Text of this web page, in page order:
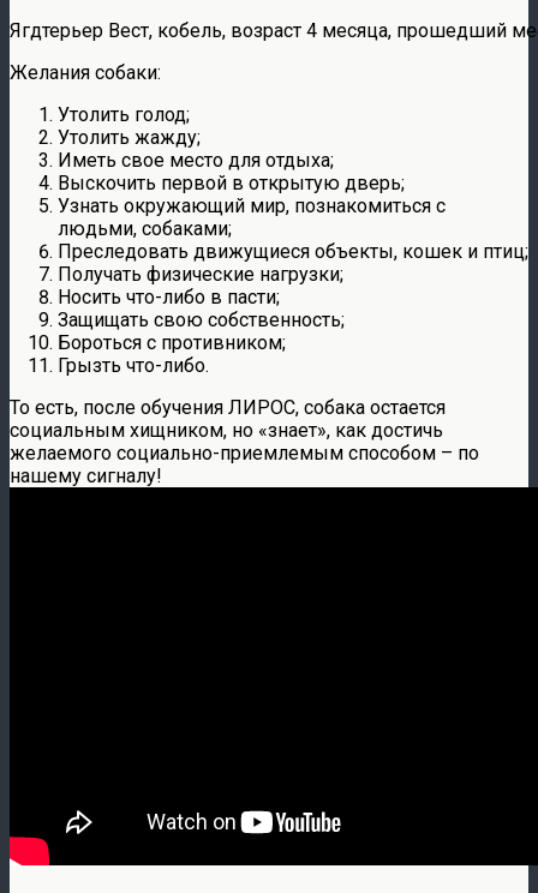
Ягдтерьер Вест, кобель, возраст 4 месяца, прошедший
Желания собаки:
Утолить голод;
Утолить жажду;
Иметь свое место для отдыха;
Выскочить первой в открытую дверь;
Узнать окружающий мир, познакомиться с
людьми, собаками;
Преследовать движущиеся объекты, кошек и птиц;
Получать физические нагрузки;
Носить что-либо в пасти;
Защищать свою собственность;
Бороться с противником;
Грызть что-либо.
То есть, после обучения ЛИРОС, собака остается
социальным хищником, но «знает», как достичь
желаемого социально-приемлемым способом – по
нашему сигналу!